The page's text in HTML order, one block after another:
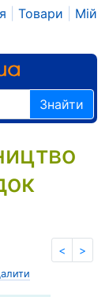
Товари
Мій
Знайти
< >